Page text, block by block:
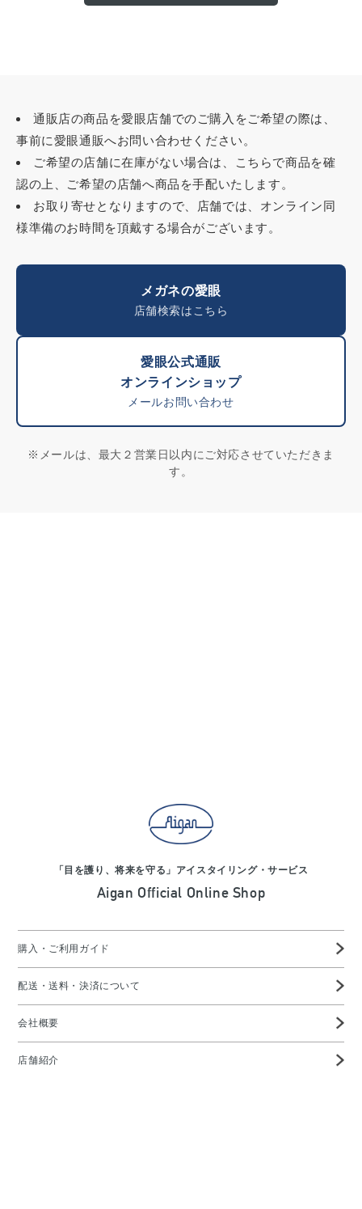
通販店の商品を愛眼店舗でのご購入をご希望の際は、
事前に愛眼通販へお問い合わせください。
ご希望の店舗に在庫がない場合は、こちらで商品を確
認の上、ご希望の店舗へ商品を手配いたします。
お取り寄せとなりますので、店舗では、オンライン同
様準備のお時間を頂戴する場合がございます。
メガネの愛眼
店舗検索はこちら
愛眼公式通販
オンラインショップ
メールお問い合わせ
※メールは、最大２営業日以内にご対応させていただきま
す。
「目を護り、将来を守る」アイスタイリング・サービス
Aigan Official Online Shop
購入・ご利用ガイド
配送・送料・決済について
会社概要
店舗紹介